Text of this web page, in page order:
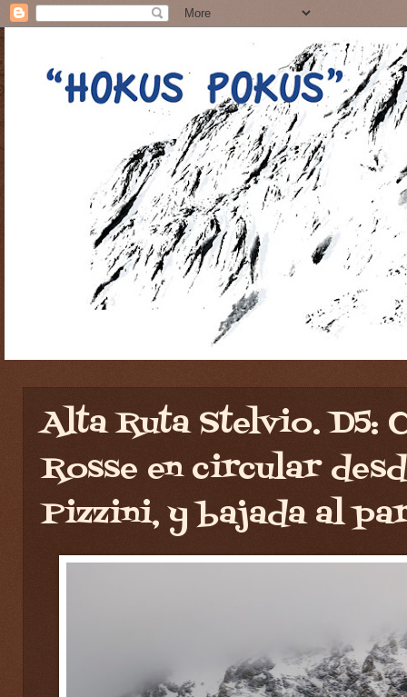
Alta Ruta Stelvio. D5:
Rosse en circular
Pizzini, y bajada al